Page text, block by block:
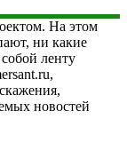
На этом
ни какие
ленту
новостей